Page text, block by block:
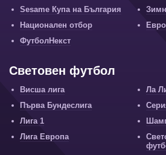
Sesame Купа на България
Национален отбор
ФутболНекст
Световен футбол
Висша лига
Ла
Първа Бундеслига
Лига 1
Лига Европа